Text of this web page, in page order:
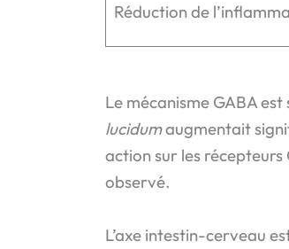
Réduction de
Le mécanisme GABA
lucidumaugmentait
action sur les
observé.
L’axe intestin-cerveau